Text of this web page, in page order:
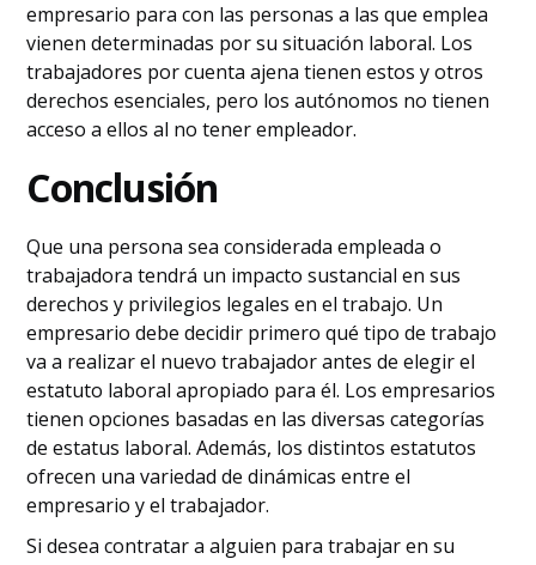
empresario para con las personas a las que emplea
vienen determinadas por su situación laboral. Los
trabajadores por cuenta ajena tienen estos y otros
derechos esenciales, pero los autónomos no tienen
acceso a ellos al no tener empleador.
Conclusión
Que una persona sea considerada empleada o
trabajadora tendrá un impacto sustancial en sus
derechos y privilegios legales en el trabajo. Un
empresario debe decidir primero qué tipo de trabajo
va a realizar el nuevo trabajador antes de elegir el
estatuto laboral apropiado para él. Los empresarios
tienen opciones basadas en las diversas categorías
de estatus laboral. Además, los distintos estatutos
ofrecen una variedad de dinámicas entre el
empresario y el trabajador.
Si desea contratar a alguien para trabajar en su